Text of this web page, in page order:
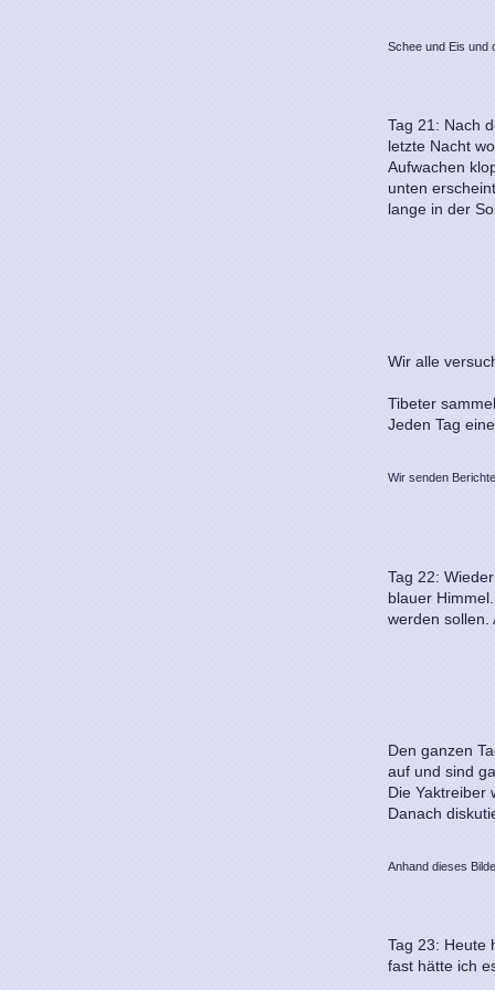
Schee und Eis und
Tag 21: Nach
letzte Nacht
Aufwachen
unten
lange in der
Wir alle
Tibeter
Jeden Tag
Wir senden
Tag 22:
blauer
werden sollen.
Den ganzen
auf und sind
Die Yaktreiber
Danach
Anhand dieses
Tag 23: Heute
fast hätte ich